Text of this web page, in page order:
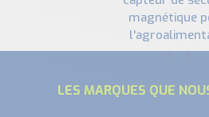
magnétique
LES MARQUES QUE